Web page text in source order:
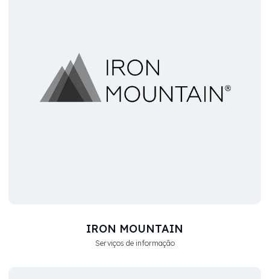
IRON MOUNTAIN
Serviços de informação